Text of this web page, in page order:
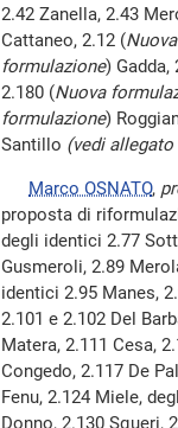
2.42 Zanella, 2.43
Cattaneo, 2.12 (
formulazione) Gadda,
2.180 (Nuova
formulazione)
Santillo (vedi allegato
Marco OSNATO,
proposta di
degli identici 2.77
Gusmeroli, 2.89
identici 2.95 Manes,
2.101 e 2.102 Del
Matera, 2.111 Cesa,
Congedo, 2.117 De
Fenu, 2.124 Miele,
Donno, 2.130 Squeri,